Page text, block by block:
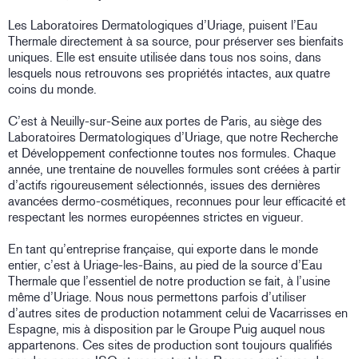
Les Laboratoires Dermatologiques d’Uriage, puisent l’Eau
Thermale directement à sa source, pour préserver ses bienfaits
uniques. Elle est ensuite utilisée dans tous nos soins, dans
lesquels nous retrouvons ses propriétés intactes, aux quatre
coins du monde.
C’est à Neuilly-sur-Seine aux portes de Paris, au siège des
Laboratoires Dermatologiques d’Uriage, que notre Recherche
et Développement confectionne toutes nos formules. Chaque
année, une trentaine de nouvelles formules sont créées à partir
d’actifs rigoureusement sélectionnés, issues des dernières
avancées dermo-cosmétiques, reconnues pour leur efficacité et
respectant les normes européennes strictes en vigueur.
En tant qu’entreprise française, qui exporte dans le monde
entier, c’est à Uriage-les-Bains, au pied de la source d’Eau
Thermale que l’essentiel de notre production se fait, à l’usine
même d’Uriage. Nous nous permettons parfois d’utiliser
d’autres sites de production notamment celui de Vacarrisses en
Espagne, mis à disposition par le Groupe Puig auquel nous
appartenons. Ces sites de production sont toujours qualifiés